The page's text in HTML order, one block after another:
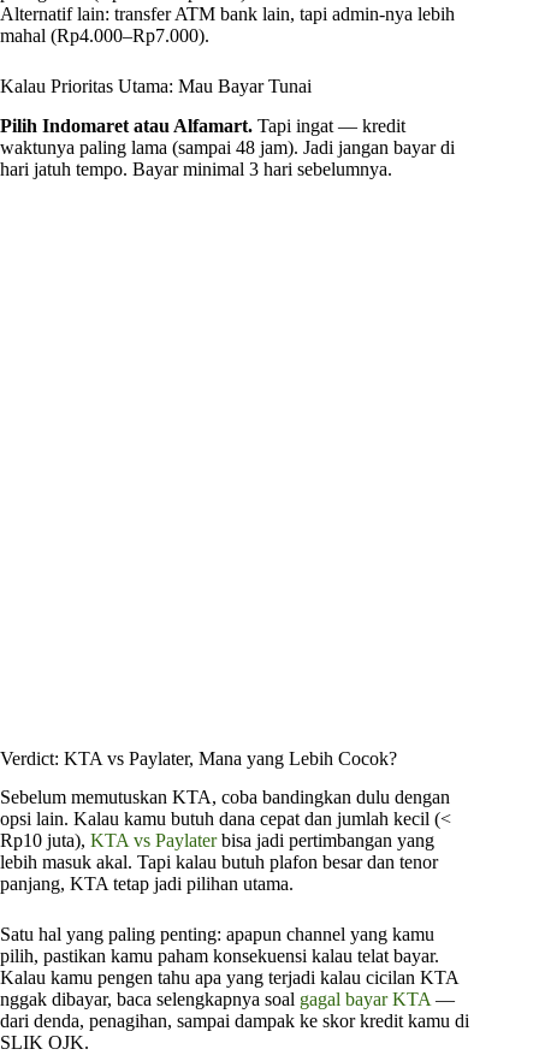
Alternatif lain: transfer ATM bank lain, tapi admin-nya lebih
mahal (Rp4.000–Rp7.000).
Kalau Prioritas Utama: Mau Bayar Tunai
Pilih Indomaret atau Alfamart. Tapi ingat — kredit
waktunya paling lama (sampai 48 jam). Jadi jangan bayar di
hari jatuh tempo. Bayar minimal 3 hari sebelumnya.
Verdict: KTA vs Paylater, Mana yang Lebih Cocok?
Sebelum memutuskan KTA, coba bandingkan dulu dengan
opsi lain. Kalau kamu butuh dana cepat dan jumlah kecil (<
Rp10 juta), KTA vs Paylaterbisa jadi pertimbangan yang
lebih masuk akal. Tapi kalau butuh plafon besar dan tenor
panjang, KTA tetap jadi pilihan utama.
Satu hal yang paling penting: apapun channel yang kamu
pilih, pastikan kamu paham konsekuensi kalau telat bayar.
Kalau kamu pengen tahu apa yang terjadi kalau cicilan KTA
nggak dibayar, baca selengkapnya soal gagal bayar KTA —
dari denda, penagihan, sampai dampak ke skor kredit kamu di
SLIK OJK.